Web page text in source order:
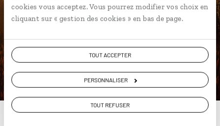
cookies vous acceptez. Vous pourrez modifier vos choix en
cliquant sur « gestion des cookies » en bas de page.
TOUT ACCEPTER
PERSONNALISER
TOUT REFUSER
DEMANDER UN DEVIS
ou
Construisez votre voyage avec un spécialiste Etats-
Unis
01 85 08 23 53